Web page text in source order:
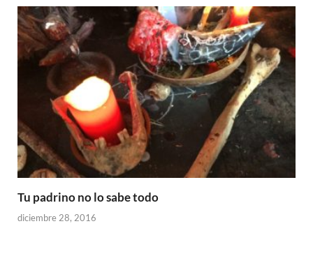
Tu padrino no lo sabe todo
diciembre 28, 2016